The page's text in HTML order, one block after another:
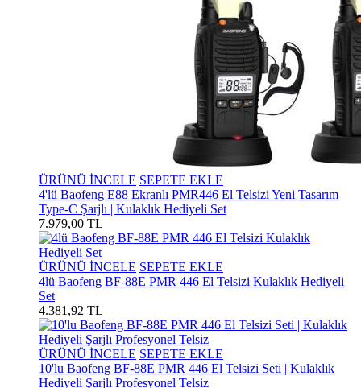
ÜRÜNÜ İNCELE SEPETE EKLE
4'lü Baofeng E88 Ekranlı PMR446 El Telsizi Yeni Tasarım
Type-C Şarjlı | Kulaklık Hediyeli Set
7.979,00 TL
ÜRÜNÜ İNCELE SEPETE EKLE
4lü Baofeng BF-88E PMR 446 El Telsizi Kulaklık Hediyeli
Set
4.381,92 TL
ÜRÜNÜ İNCELE SEPETE EKLE
10'lu Baofeng BF-88E PMR 446 El Telsizi Seti | Kulaklık
Hediyeli Şarjlı Profesyonel Telsiz